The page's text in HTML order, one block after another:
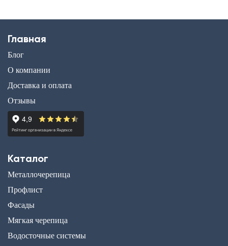
Главная
Блог
О компании
Доставка и оплата
Отзывы
Каталог
Металлочерепица
Профлист
Фасады
Мягкая черепица
Водосточные системы